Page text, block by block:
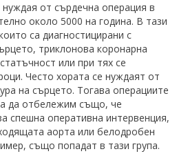
от сърдечна операция в
около 5000 на година. В тази
са диагностицирани с
триклонова коронарна
или при тях се
Често хората се нуждаят от
на сърцето. Тогава операциите
да отбележим също, че
спешна оперативна интервенция,
аорта или белодробен
също попадат в тази група.